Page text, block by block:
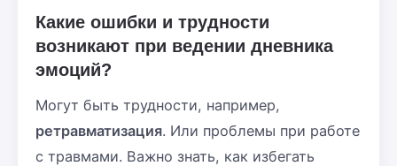
Какие ошибки и трудности
возникают при ведении дневника
эмоций?
Могут быть трудности, например,
ретравматизация. Или проблемы при работе
с травмами. Важно знать, как избегать